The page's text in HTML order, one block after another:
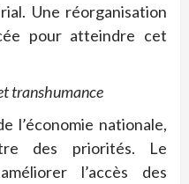
Une réorganisation
pour atteindre cet
transhumance
l’économie nationale,
des priorités. Le
l’accès des